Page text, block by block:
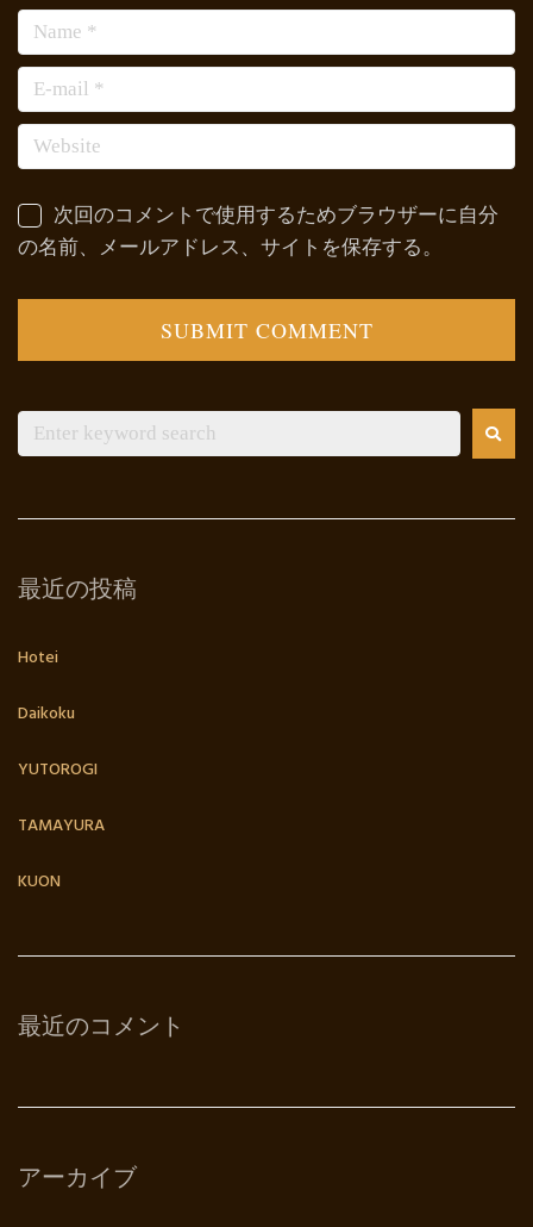
次回のコメントで使用するためブラウザーに自分
の名前、メールアドレス、サイトを保存する。
最近の投稿
Hotei
Daikoku
YUTOROGI
TAMAYURA
KUON
最近のコメント
アーカイブ